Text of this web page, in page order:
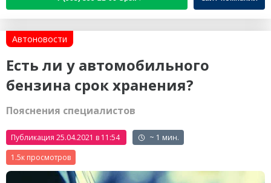
Автоновости
Есть ли у автомобильного
бензина срок хранения?
Пояснения специалистов
Публикация 25.04.2021 в 11:54
~ 1 мин.
1.5к